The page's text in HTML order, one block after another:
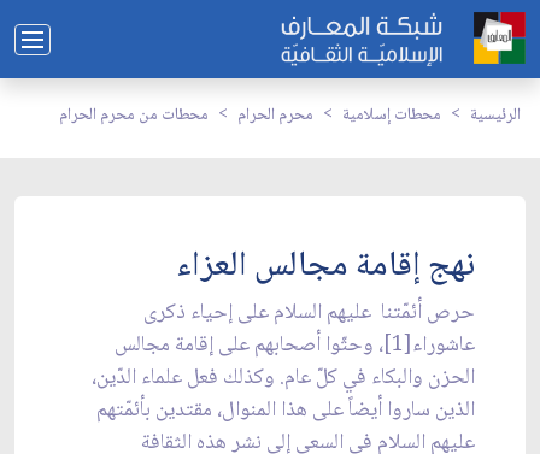
الرئيسية محطات إسلامية محرم الحرام محطات من محرم الحرام
نهج إقامة مجالس العزاء
حرص أئمّتنا عليهم السلام على إحياء ذكرى
عاشوراء[1]، وحثّوا أصحابهم على إقامة مجالس
الحزن والبكاء في كلّ عام. وكذلك فعل علماء الدّين،
الذين ساروا أيضاً على هذا المنوال، مقتدين بأئمّتهم
عليهم السلام في السعي إلى نشر هذه الثقافة